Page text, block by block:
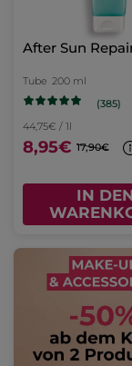
After Sun
Tube 200 ml
(385)
44,75€ / 1l
8,95€ 17,90€
IN